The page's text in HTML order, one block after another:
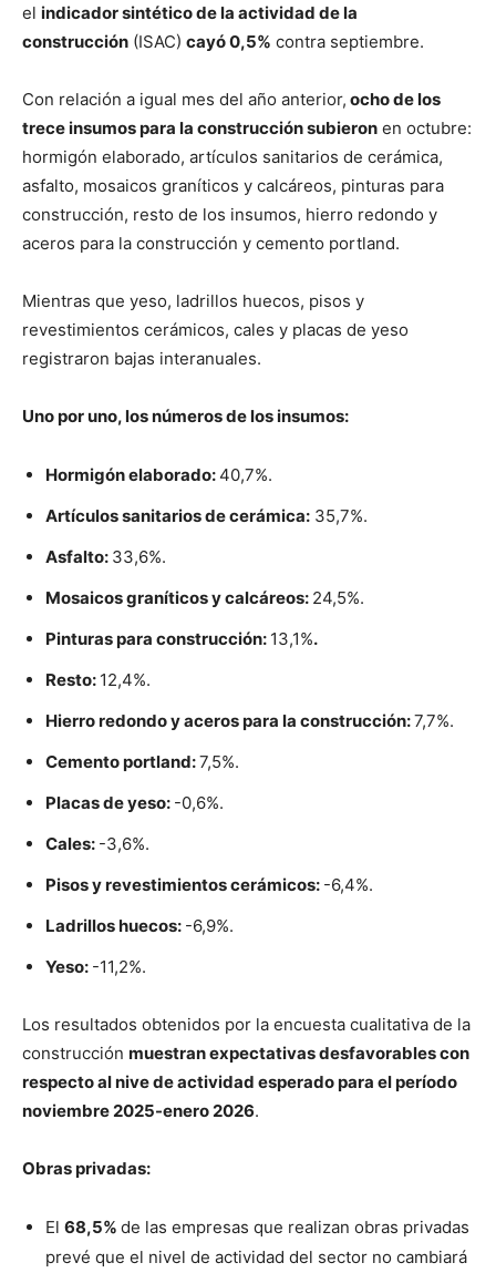
el indicador sintético de la actividad de la
construcción (ISAC) cayó 0,5% contra septiembre.
Con relación a igual mes del año anterior, ocho de los
trece insumos para la construcción subieron en octubre:
hormigón elaborado, artículos sanitarios de cerámica,
asfalto, mosaicos graníticos y calcáreos, pinturas para
construcción, resto de los insumos, hierro redondo y
aceros para la construcción y cemento portland.
Mientras que yeso, ladrillos huecos, pisos y
revestimientos cerámicos, cales y placas de yeso
registraron bajas interanuales.
Uno por uno, los números de los insumos:
Hormigón elaborado:40,7%.
Artículos sanitarios de cerámica: 35,7%.
Asfalto: 33,6%.
Mosaicos graníticos y calcáreos: 24,5%.
Pinturas para construcción: 13,1%.
Resto: 12,4%.
Hierro redondo y aceros para la construcción:7,7%.
Cemento portland:7,5%.
Placas de yeso: -0,6%.
Cales: -3,6%.
Pisos y revestimientos cerámicos: -6,4%.
Ladrillos huecos: -6,9%.
Yeso: -11,2%.
Los resultados obtenidos por la encuesta cualitativa de la
construcción muestran expectativas desfavorables con
respecto al nive de actividad esperado para el período
noviembre 2025-enero 2026.
Obras privadas:
El 68,5% de las empresas que realizan obras privadas
prevé que el nivel de actividad del sector no cambiará